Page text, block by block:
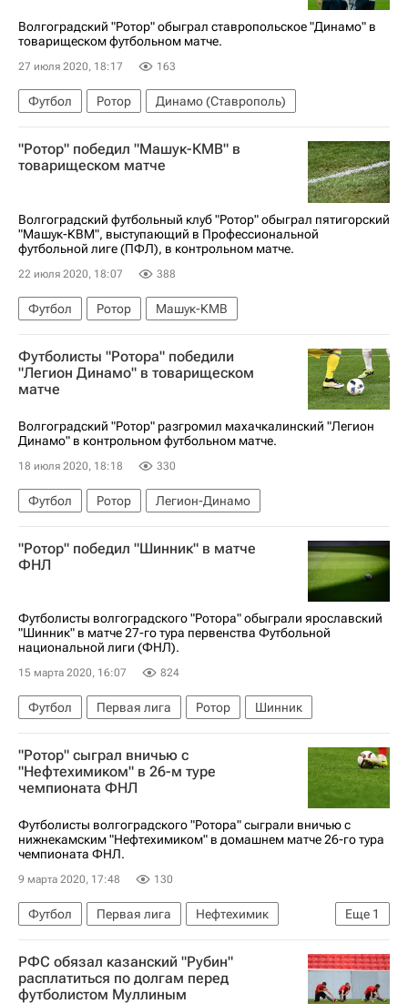
Волгоградский "Ротор" обыграл ставропольское "Динамо" в
товарищеском футбольном матче.
27 июля 2020, 18:17 163
Футбол Ротор Динамо (Ставрополь)
"Ротор" победил "Машук-КМВ" в
товарищеском матче
Волгоградский футбольный клуб "Ротор" обыграл пятигорский
"Машук-КВМ", выступающий в Профессиональной
футбольной лиге (ПФЛ), в контрольном матче.
22 июля 2020, 18:07 388
Футбол Ротор Машук-КМВ
Футболисты "Ротора" победили
"Легион Динамо" в товарищеском
матче
Волгоградский "Ротор" разгромил махачкалинский "Легион
Динамо" в контрольном футбольном матче.
18 июля 2020, 18:18 330
Футбол Ротор Легион-Динамо
"Ротор" победил "Шинник" в матче
ФНЛ
Футболисты волгоградского "Ротора" обыграли ярославский
"Шинник" в матче 27-го тура первенства Футбольной
национальной лиги (ФНЛ).
15 марта 2020, 16:07 824
Футбол Первая лига Ротор Шинник
"Ротор" сыграл вничью с
"Нефтехимиком" в 26-м туре
чемпионата ФНЛ
Футболисты волгоградского "Ротора" сыграли вничью с
нижнекамским "Нефтехимиком" в домашнем матче 26-го тура
чемпионата ФНЛ.
9 марта 2020, 17:48 130
Еще 1
Футбол Первая лига
Нефтехимик
Ротор
РФС обязал казанский "Рубин"
расплатиться по долгам перед
футболистом Муллиным